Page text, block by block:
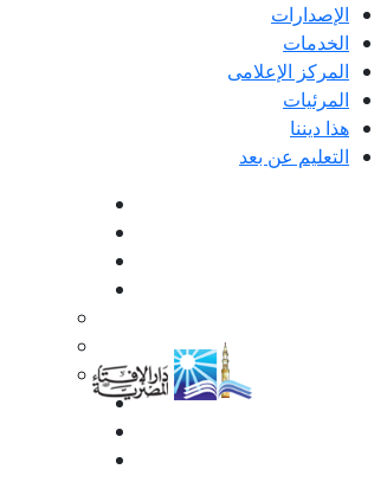
الإصدارات
الخدمات
المركز الإعلامى
المرئيات
هذا ديننا
التعليم عن بعد